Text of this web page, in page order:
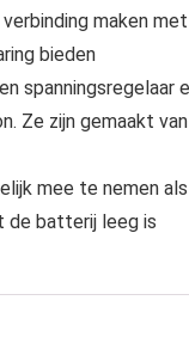
maken
bieden
Ze zijn gemaakt
mee te nemen
de batterij leeg is